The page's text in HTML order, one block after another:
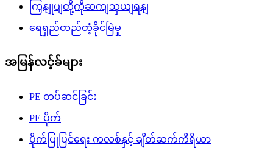
ကြှနျုပျတို့ကိုဆကျသှယျရနျ
ရေရှည်တည်တံ့ခိုင်မြဲမှု
အမြန်လင့်ခ်များ
PE တပ်ဆင်ခြင်း
PE ပိုက်
ပိုက်ပြုပြင်ရေး ကလစ်နှင့် ချိတ်ဆက်ကိရိယာ